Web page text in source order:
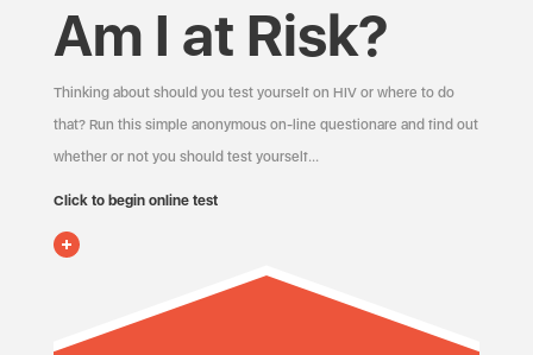
Am I at Risk?
Thinking about should you test yourself on HIV or where to do
that? Run this simple anonymous on-line questionare and find out
whether or not you should test yourself…
Click to begin online test